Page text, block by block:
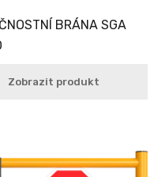
BRÁNA SGA
Zobrazit produkt